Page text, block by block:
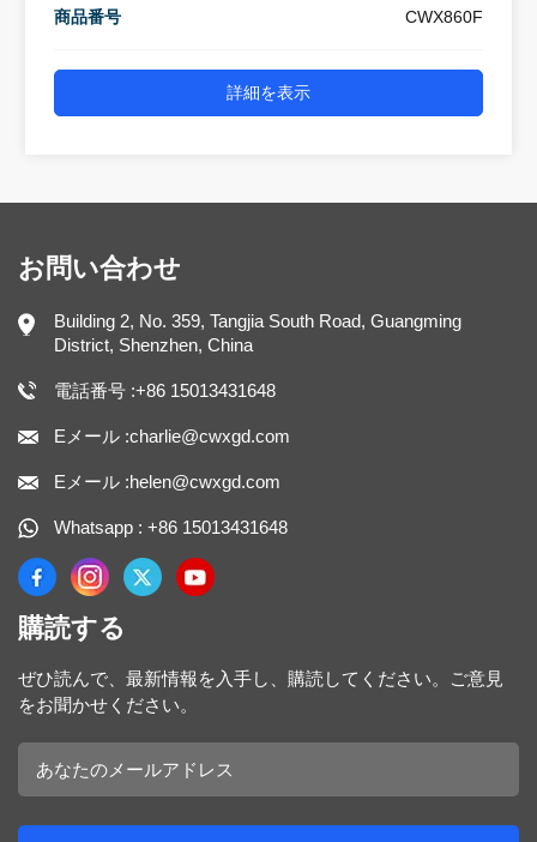
商品番号 CWX860F
詳細を表示
お問い合わせ
Building 2, No. 359, Tangjia South Road, Guangming
District, Shenzhen, China
電話番号 :+86 15013431648
Eメール :charlie@cwxgd.com
Eメール :helen@cwxgd.com
Whatsapp : +86 15013431648
購読する
ぜひ読んで、最新情報を入手し、購読してください。ご意見
をお聞かせください。